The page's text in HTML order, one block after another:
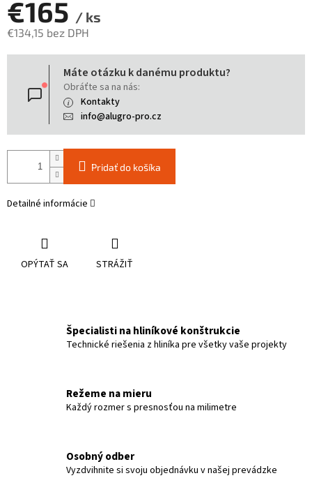
€165 / ks
€134,15 bez DPH
Jednotková
Máte otázku k danému produktu?
Obráťte sa na nás:
Kontakty
info@alugro-pro.cz
Pridať do košíka
Detailné informácie
OPÝTAŤ SA STRÁŽIŤ
Špecialisti na hliníkové konštrukcie
Technické riešenia z hliníka pre všetky vaše projekty
Režeme na mieru
Každý rozmer s presnosťou na milimetre
Osobný odber
Vyzdvihnite si svoju objednávku v našej prevádzke